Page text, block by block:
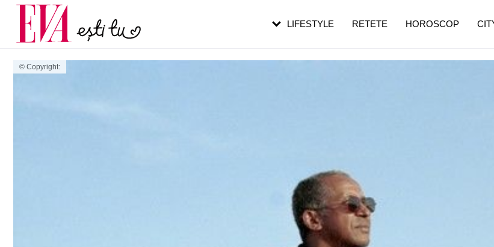
© Copyright:
LIFESTYLE RETETE HOROSCOP
Carieră
Actualitate
pe măsură ce înaintezi în